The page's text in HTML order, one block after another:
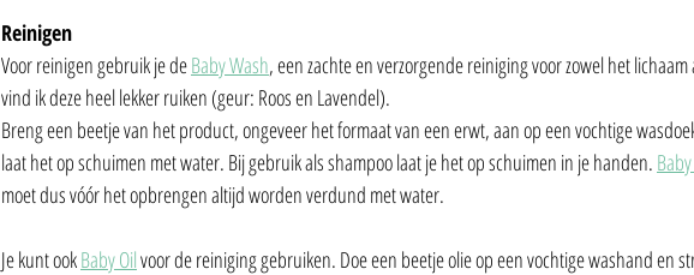
Reinigen
Voor reinigen gebruik je de Baby Wash, een zachte en verzorgende reiniging voor zowel het
vind ik deze heel lekker ruiken (geur: Roos en Lavendel).
Breng een beetje van het product, ongeveer het formaat van een erwt, aan op een vochtige
laat het op schuimen met water. Bij gebruik als shampoo laat je het op schuimen in je handen.
moet dus vóór het opbrengen altijd worden verdund met water.
Je kunt ook Baby Oil voor de reiniging gebruiken. Doe een beetje olie op een vochtige washand en